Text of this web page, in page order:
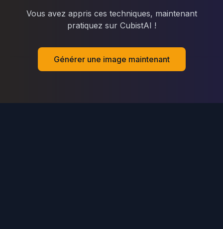
Vous avez appris ces techniques, maintenant
pratiquez sur CubistAI !
Générer une image maintenant